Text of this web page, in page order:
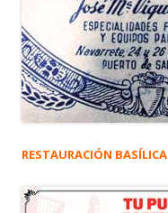
RESTAURACIÓN BASÍLICA